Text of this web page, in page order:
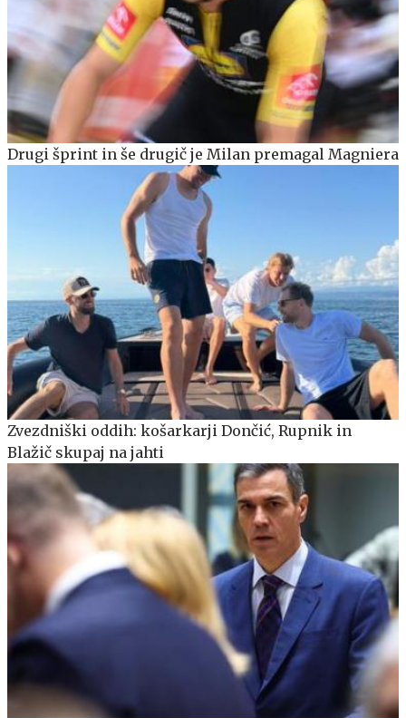
Drugi šprint in še drugič je Milan premagal Magniera
Zvezdniški oddih: košarkarji Dončić, Rupnik in
Blažič skupaj na jahti